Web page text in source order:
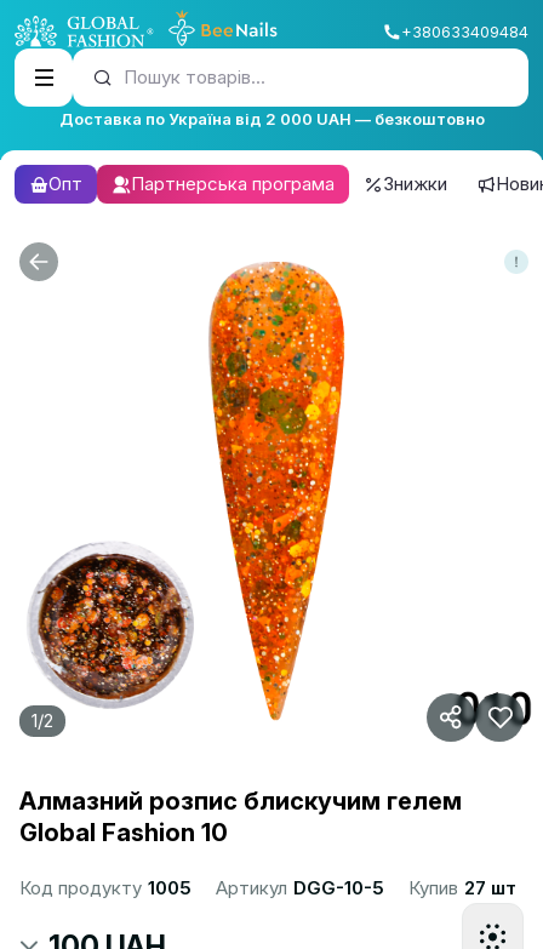
+380633409484
Пошук товарів...
Доставка по Україна від 2 000 UAH — безкоштовно
Опт Партнерська програма Знижки
1/2
Алмазний розпис блискучим гелем
Global Fashion 10
Код продукту 1005 Артикул DGG-10-5 Купив 27 шт